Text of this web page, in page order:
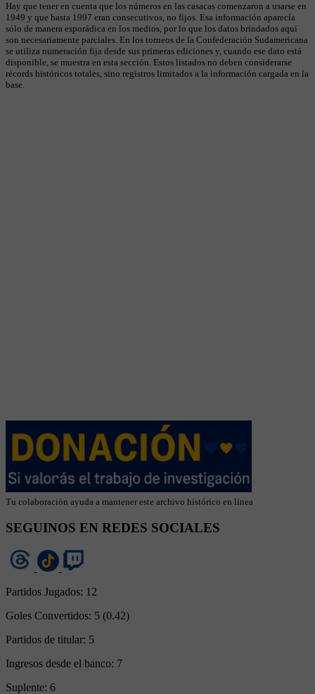
Hay que tener en cuenta que los números en las casacas comenzaron a usarse en
1949 y que hasta 1997 eran consecutivos, no fijos. Esa información aparecía
sólo de manera esporádica en los medios, por lo que los datos brindados aquí
son necesariamente parciales. En los torneos de la Confederación Sudamericana
se utiliza numeración fija desde sus primeras ediciones y, cuando ese dato está
disponible, se muestra en esta sección. Estos listados no deben considerarse
récords históricos totales, sino registros limitados a la información cargada en la
base.
Tu colaboración ayuda a mantener este archivo histórico en línea
SEGUINOS EN REDES SOCIALES
Partidos Jugados: 12
Goles Convertidos: 5 (0.42)
Partidos de titular: 5
Ingresos desde el banco: 7
Suplente: 6